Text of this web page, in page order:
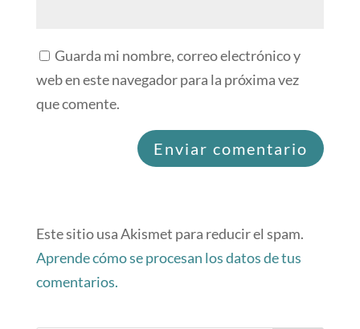
Guarda mi nombre, correo electrónico y
web en este navegador para la próxima vez
que comente.
Este sitio usa Akismet para reducir el spam.
Aprende cómo se procesan los datos de tus
comentarios.